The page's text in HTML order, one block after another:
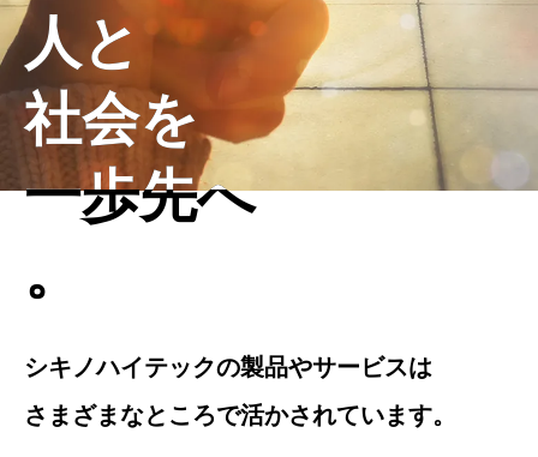
人と
社会を
一歩先へ
。
シキノハイテックの製品やサービスは
さまざまなところで活かされています。
人と
社会を
一歩先へ
。
シキノハイテックの製品やサービスは
さまざまなところで活かされています。